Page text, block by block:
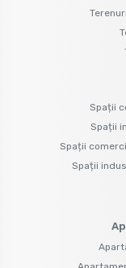
Spații
Spații
Spații
Spații